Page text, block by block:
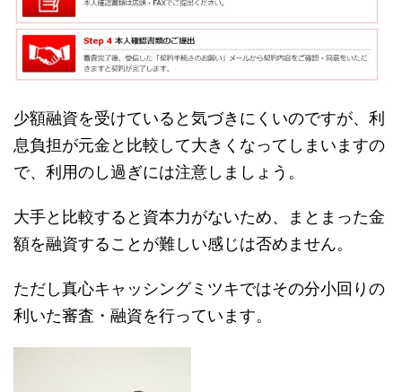
少額融資を受けていると気づきにくいのですが、利
息負担が元金と比較して大きくなってしまいますの
で、利用のし過ぎには注意しましょう。
大手と比較すると資本力がないため、まとまった金
額を融資することが難しい感じは否めません。
ただし真心キャッシングミツキではその分小回りの
利いた審査・融資を行っています。